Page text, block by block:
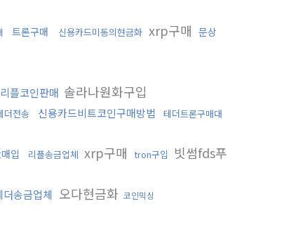
트론구매 신용카드미동의현금화 xrp구매 문상
리플코인판매 솔라나원화구입
더전송 신용카드비트코인구매방법
테더트론구매대
입 리플송금업체 xrp구매 tron구입 빗썸fds푸
더송금업체 오다현금화 코인믹싱